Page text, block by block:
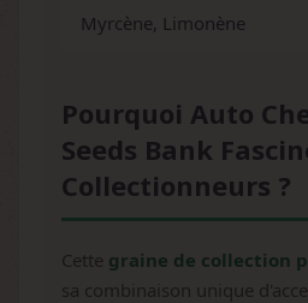
Myrcène, Limonène
Pourquoi Auto
Seeds Bank
Collectionneurs ?
Cette graine de collection
sa combinaison unique